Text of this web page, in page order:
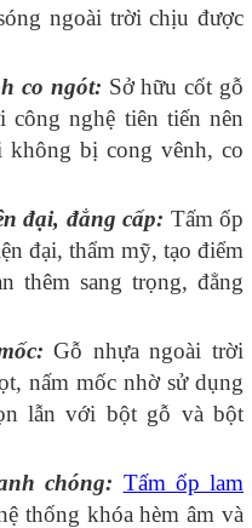
ngoài trời chịu được
co ngót: Sở hữu cốt gỗ
công nghệ tiên tiến nên
không bị cong vênh, co
đại, đẳng cấp: Tấm ốp
đại, thẩm mỹ, tạo điểm
thêm sang trọng, đẳng
Gỗ nhựa ngoài trời
nấm mốc nhờ sử dụng
lẫn với bột gỗ và bột
chóng: Tấm ốp lam
thống khóa hèm âm và